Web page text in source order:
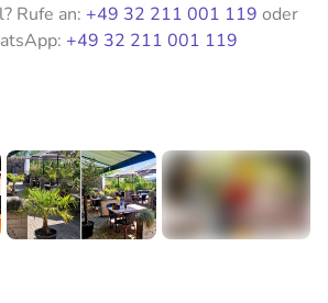
Rufe an: +49 32 211 001 119 oder
+49 32 211 001 119